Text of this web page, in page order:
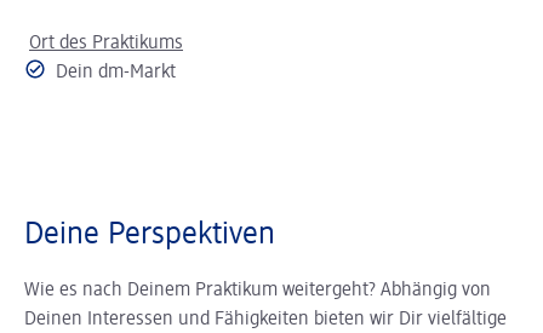
Ort des Praktikums
Dein dm-Markt
Deine Perspektiven
Wie es nach Deinem Praktikum weitergeht? Abhängig von
Deinen Interessen und Fähigkeiten bieten wir Dir vielfältige